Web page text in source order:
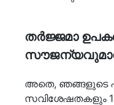
തർജ്ജമാ
അതെ, ഞങ്ങളുടെ
സവിശേഷതകളും